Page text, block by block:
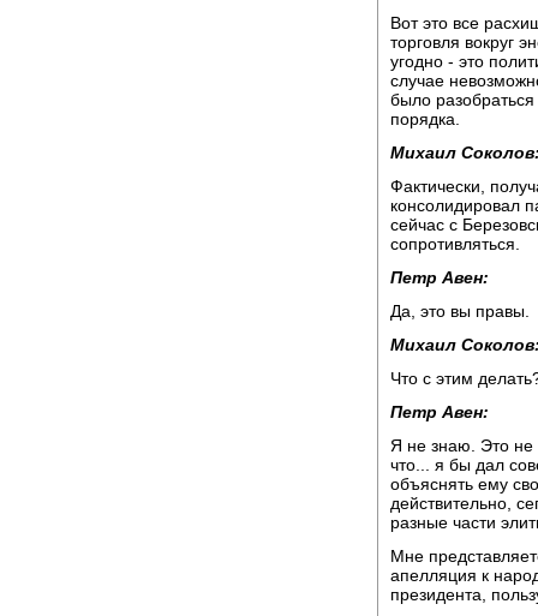
Вот это все
торговля вокруг
угодно - это
случае
было
порядка.
Михаил
Фактически,
консолидировал
сейчас с
сопротивляться.
Петр Авен:
Да, это вы правы.
Михаил
Что с этим
Петр Авен:
Я не знаю. Это не
что... я бы дал
объяснять ему
действительно,
разные части
Мне
апелляция к
президента,